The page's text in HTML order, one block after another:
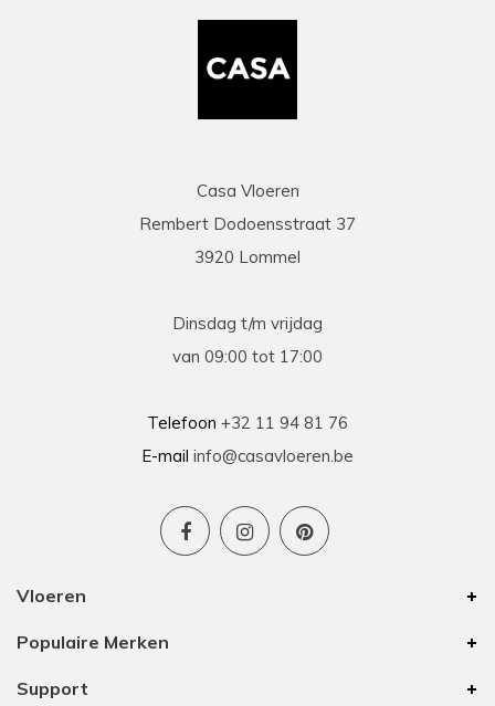
Casa Vloeren
Rembert Dodoensstraat 37
3920 Lommel
Dinsdag t/m vrijdag
van 09:00 tot 17:00
Telefoon +32 11 94 81 76
E-mail info@casavloeren.be
Vloeren
Populaire Merken
Support